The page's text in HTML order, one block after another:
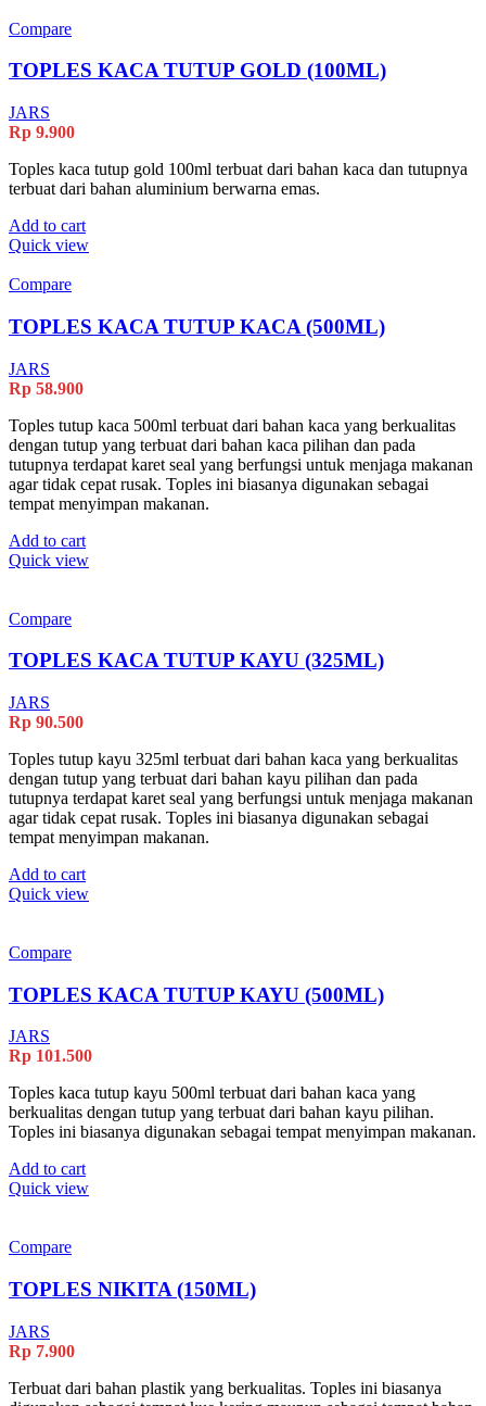
Compare
TOPLES KACA TUTUP GOLD (100ML)
JARS
Rp 9.900
Toples kaca tutup gold 100ml terbuat dari bahan kaca dan tutupnya
terbuat dari bahan aluminium berwarna emas.
Add to cart
Quick view
Compare
TOPLES KACA TUTUP KACA (500ML)
JARS
Rp 58.900
Toples tutup kaca 500ml terbuat dari bahan kaca yang berkualitas
dengan tutup yang terbuat dari bahan kaca pilihan dan pada
tutupnya terdapat karet seal yang berfungsi untuk menjaga makanan
agar tidak cepat rusak. Toples ini biasanya digunakan sebagai
tempat menyimpan makanan.
Add to cart
Quick view
Compare
TOPLES KACA TUTUP KAYU (325ML)
JARS
Rp 90.500
Toples tutup kayu 325ml terbuat dari bahan kaca yang berkualitas
dengan tutup yang terbuat dari bahan kayu pilihan dan pada
tutupnya terdapat karet seal yang berfungsi untuk menjaga makanan
agar tidak cepat rusak. Toples ini biasanya digunakan sebagai
tempat menyimpan makanan.
Add to cart
Quick view
Compare
TOPLES KACA TUTUP KAYU (500ML)
JARS
Rp 101.500
Toples kaca tutup kayu 500ml terbuat dari bahan kaca yang
berkualitas dengan tutup yang terbuat dari bahan kayu pilihan.
Toples ini biasanya digunakan sebagai tempat menyimpan makanan.
Add to cart
Quick view
Compare
TOPLES NIKITA (150ML)
JARS
Rp 7.900
Terbuat dari bahan plastik yang berkualitas. Toples ini biasanya